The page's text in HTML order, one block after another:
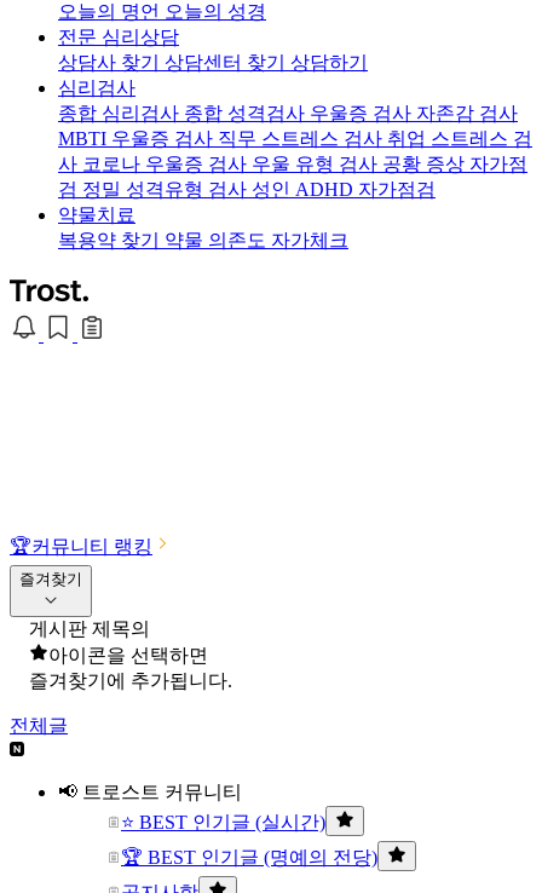
오늘의 명언 오늘의 성경
전문 심리상담
상담사 찾기 상담센터 찾기 상담하기
심리검사
종합 심리검사 종합 성격검사 우울증 검사 자존감 검사
MBTI 우울증 검사 직무 스트레스 검사 취업 스트레스 검
사 코로나 우울증 검사 우울 유형 검사 공황 증상 자가점
검 정밀 성격유형 검사 성인 ADHD 자가점검
약물치료
복용약 찾기 약물 의존도 자가체크
🏆커뮤니티 랭킹
즐겨찾기
게시판 제목의
아이콘을 선택하면
즐겨찾기에 추가됩니다.
전체글
📢 트로스트 커뮤니티
⭐ BEST 인기글 (실시간)
🏆 BEST 인기글 (명예의 전당)